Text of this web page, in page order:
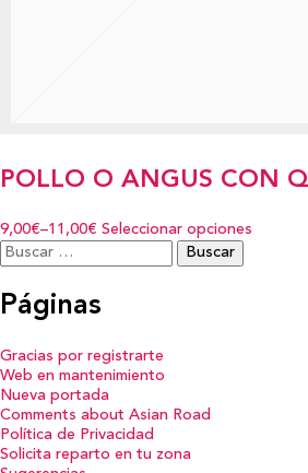
POLLO O ANGUS CON
9,00€–11,00€ Seleccionar opciones
Buscar:
Páginas
Gracias por registrarte
Web en mantenimiento
Nueva portada
Comments about Asian Road
Política de Privacidad
Solicita reparto en tu zona